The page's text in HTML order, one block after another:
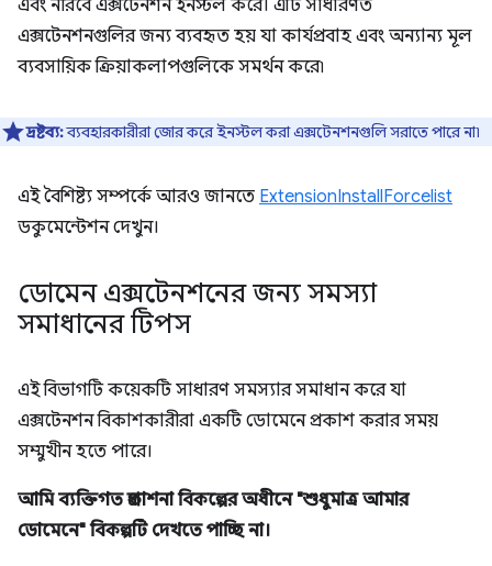
এবং নীরবে এক্সটেনশন ইনস্টল করে। এটি সাধারণত
এক্সটেনশনগুলির জন্য ব্যবহৃত হয় যা কার্যপ্রবাহ এবং অন্যান্য মূল
ব্যবসায়িক ক্রিয়াকলাপগুলিকে সমর্থন করে৷
দ্রষ্টব্য:ব্যবহারকারীরা জোর করে ইনস্টল করা এক্সটেনশনগুলি সরাতে পারে না৷
এই বৈশিষ্ট্য সম্পর্কে আরও জানতে ExtensionInstallForcelist
ডকুমেন্টেশন দেখুন।
ডোমেন এক্সটেনশনের জন্য সমস্যা
সমাধানের টিপস
এই বিভাগটি কয়েকটি সাধারণ সমস্যার সমাধান করে যা
এক্সটেনশন বিকাশকারীরা একটি ডোমেনে প্রকাশ করার সময়
সম্মুখীন হতে পারে।
আমি ব্যক্তিগত প্রকাশনা বিকল্পের অধীনে "শুধুমাত্র আমার
ডোমেনে" বিকল্পটি দেখতে পাচ্ছি না।